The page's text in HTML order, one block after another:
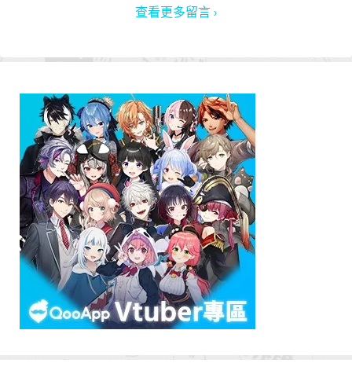
查看更多留言 ›